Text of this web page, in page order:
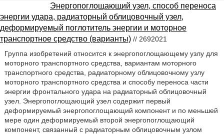
Энергопоглощающий узел, способ переноса
энергии удара, радиаторный облицовочный узел,
деформируемый поглотитель энергии и моторное
транспортное средство (варианты) // 2692021
Группа изобретений относится к энергопоглощающему узлу для
моторного транспортного средства, вариантам моторного
транспортного средства, радиаторному облицовочному узлу
моторного транспортного средства и способу переноса части
энергии фронтального удара на радиаторный облицовочный
узел. Энергопоглощающий узел содержит первый
деформируемый энергопоглощающий компонент и по меньшей
мере один деформируемый второй энергопоглощающий
компонент, связанный с радиаторным облицовочным узлом